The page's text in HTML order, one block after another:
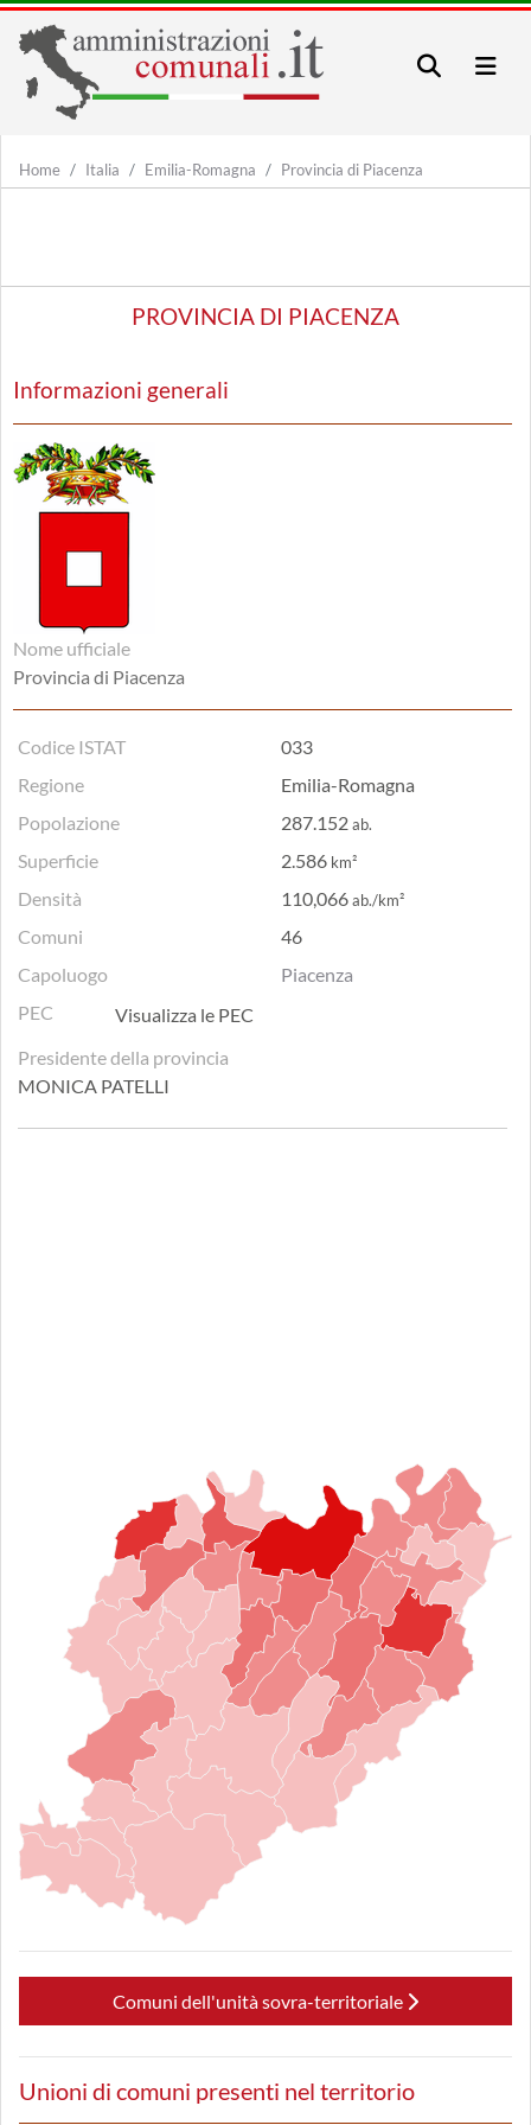
Home Italia Emilia-Romagna Provincia di Piacenza
PROVINCIA DI PIACENZA
Informazioni generali
Nome ufficiale
Provincia di Piacenza
Codice ISTAT
033
Regione
Emilia-Romagna
Popolazione
287.152ab.
Superficie 2.586 km²
Densità 110,066ab./km²
Comuni
46
Capoluogo
Piacenza
PEC
Visualizza le PEC
Presidente della provincia
MONICA PATELLI
Comuni dell'unità sovra-territoriale
Unioni di comuni presenti nel territorio